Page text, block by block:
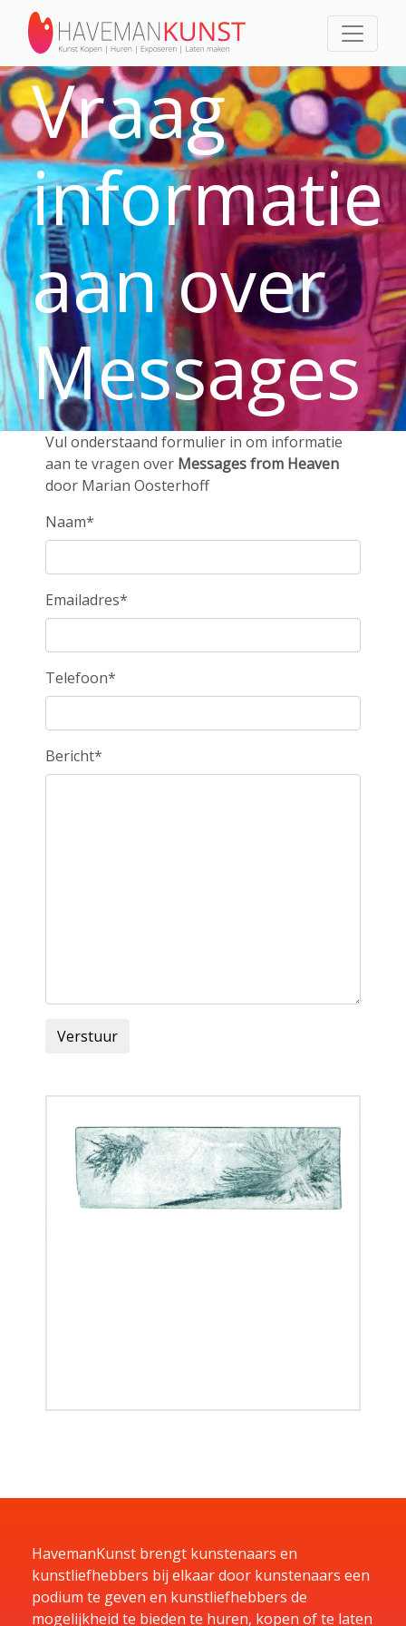
Vraag
informatie
aan over
Messages
from
Heaven
door
Marian
Oosterhoff
Vul onderstaand formulier in om informatie
aan te vragen over Messages from Heaven
door Marian Oosterhoff
Naam*
Emailadres*
Telefoon*
Bericht*
HavemanKunst brengt kunstenaars en
kunstliefhebbers bij elkaar door kunstenaars een
podium te geven en kunstliefhebbers de
mogelijkheid te bieden te huren, kopen of te laten